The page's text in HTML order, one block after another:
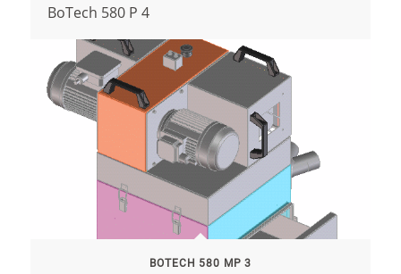
BoTech 580 P 4
BOTECH 580 MP 3